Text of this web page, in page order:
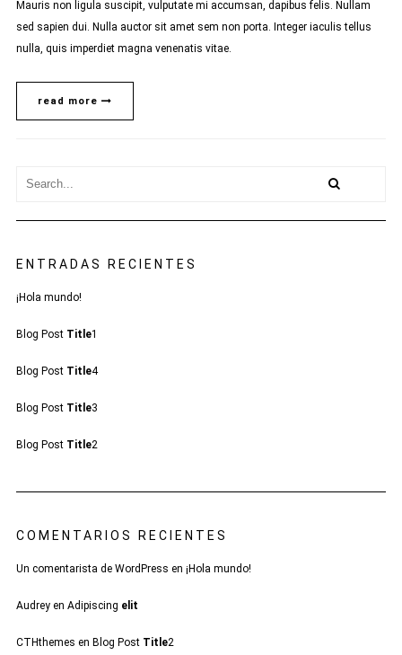
Mauris non ligula suscipit, vulputate mi accumsan, dapibus felis. Nullam
sed sapien dui. Nulla auctor sit amet sem non porta. Integer iaculis tellus
nulla, quis imperdiet magna venenatis vitae.
read more
ENTRADAS RECIENTES
¡Hola mundo!
Blog Post Title1
Blog Post Title4
Blog Post Title3
Blog Post Title2
COMENTARIOS RECIENTES
Un comentarista de WordPress en ¡Hola mundo!
Audreyen Adipiscing elit
CTHthemes en Blog Post Title2